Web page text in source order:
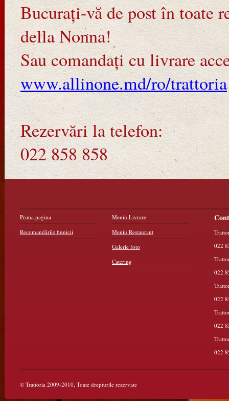
Bucurați-vă de post în toate
della Nonna!
Sau comandați cu livrare
www.allinone.md/ro/trattoria
Rezervări la telefon:
022 858 858
Prima pagina
Recomandările bunicii
Meniu Livrare
Meniu Restaurant
Galerie foto
Catering
022
022
022
022
022
© Trattoria 2009-2010, Toate drepturile rezervate